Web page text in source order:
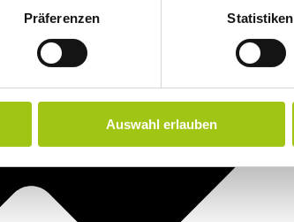
Präferenzen Statistiken
Auswahl erlauben